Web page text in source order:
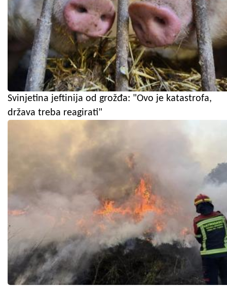
Svinjetina jeftinija od grožđa: "Ovo je katastrofa,
država treba reagirati"